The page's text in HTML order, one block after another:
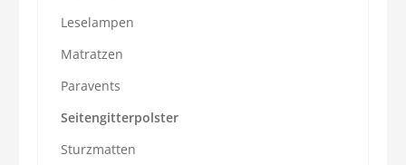
Leselampen
Matratzen
Paravents
Seitengitterpolster
Sturzmatten